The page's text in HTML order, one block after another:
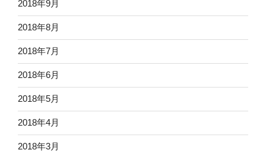
2018年9月
2018年8月
2018年7月
2018年6月
2018年5月
2018年4月
2018年3月